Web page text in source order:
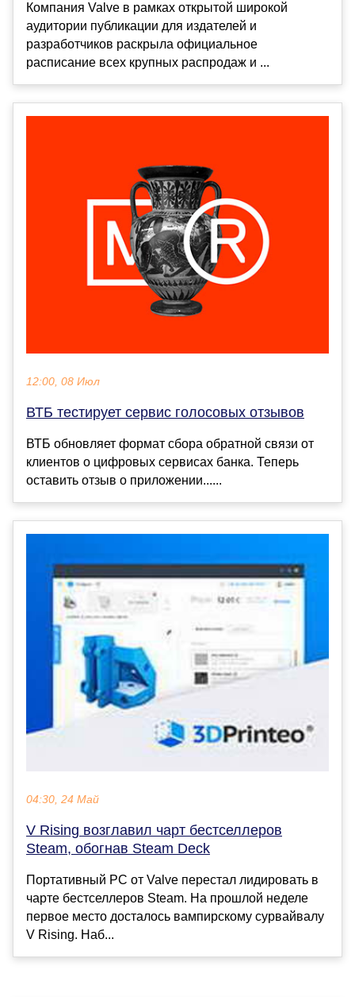
Компания Valve в рамках открытой широкой
аудитории публикации для издателей и
разработчиков раскрыла официальное
расписание всех крупных распродаж и ...
12:00, 08 Июл
ВТБ тестирует сервис голосовых отзывов
ВТБ обновляет формат сбора обратной связи от
клиентов о цифровых сервисах банка. Теперь
оставить отзыв о приложении......
04:30, 24 Май
V Rising возглавил чарт бестселлеров
Steam, обогнав Steam Deck
Портативный PC от Valve перестал лидировать в
чарте бестселлеров Steam. На прошлой неделе
первое место досталось вампирскому сурвайвалу
V Rising. Наб...